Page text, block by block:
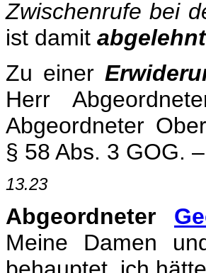
Zwischenrufe bei
ist damit
Zu einer
Herr
Abgeordneter
§ 58 Abs. 3 GOG.
13.23
Abgeordneter
Meine Damen